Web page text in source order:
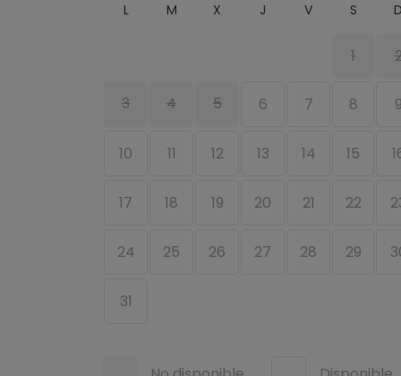
L M X J V S D
1
3 4 5 6 7 8 9
10 11 12 13 14 15
17 18 19 20 21 22
24 25 26 27 28 29
31